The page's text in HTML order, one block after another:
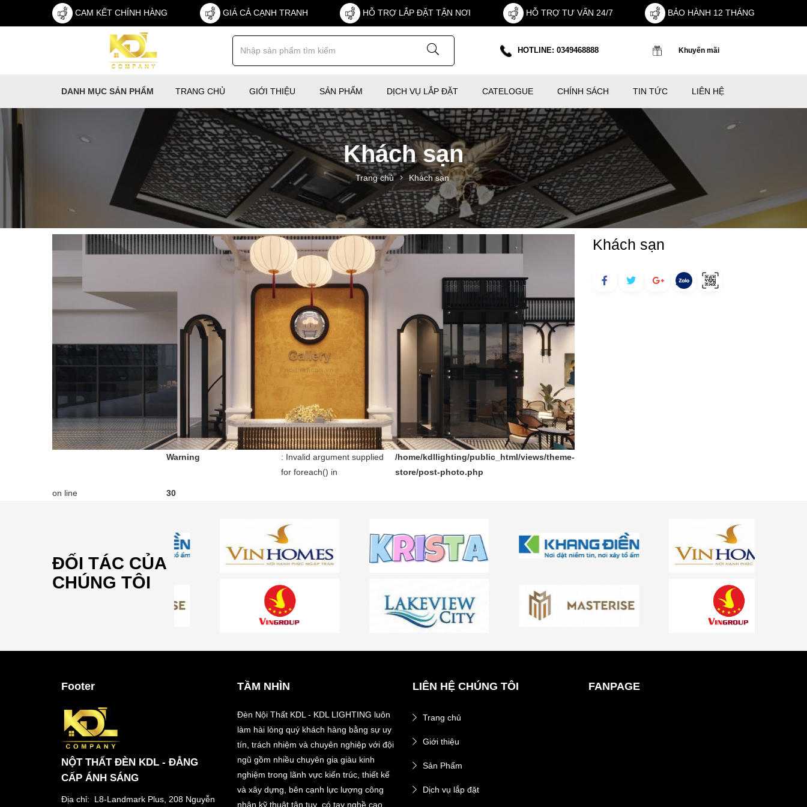
CAM KẾT CHÍNH HÀNG GIÁ CẢ CẠNH TRANH HỖ TRỢ LẮP ĐẶT TẬN NƠI HỖ TRỢ TƯ VẤN 24/7 BẢO HÀNH 12 THÁNG
HOTLINE: 0349468888 Khuyến mãi
DANH MỤC SẢN PHẨM TRANG CHỦ GIỚI THIỆU SẢN PHẨM DỊCH VỤ LẮP ĐẶT CATELOGUE CHÍNH SÁCH TIN TỨC LIÊN HỆ
Khách sạn
Trang chủ Khách sạn
Khách sạn
Warning
: Invalid argument supplied
for foreach() in
/home/kdllighting/public_html/views/theme-
store/post-photo.php
on line 30
ĐỐI TÁC CỦA
CHÚNG TÔI
Footer
NỘT THẤT ĐÈN KDL - ĐẲNG
CẤP ÁNH SÁNG
Địa chỉ: L8-Landmark Plus, 208 Nguyễn
TẦM NHÌN
Đèn Nội Thất KDL - KDL LIGHTING luôn
làm hài lòng quý khách hàng bằng sự uy
tín, trách nhiệm và chuyên nghiệp với đội
ngũ gồm nhiều chuyên gia giàu kinh
nghiệm trong lãnh vực kiến trúc, thiết kế
và xây dựng, bên cạnh lực lượng công
nhân kỹ thuật tận tuỵ, có tay nghề cao.
LIÊN HỆ CHÚNG TÔI
Trang chủ
Giới thiệu
Sản Phẩm
Dịch vụ lắp đặt
FANPAGE